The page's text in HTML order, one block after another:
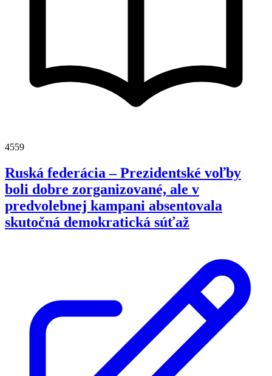
4559
Ruská federácia – Prezidentské voľby
boli dobre zorganizované, ale v
predvolebnej kampani absentovala
skutočná demokratická súťaž